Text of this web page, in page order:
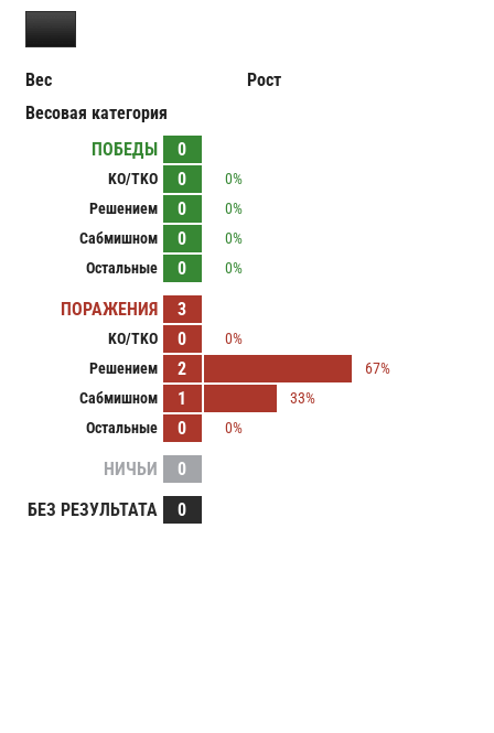
Вес
Рост
Весовая категория
ПОБЕДЫ
0
KO/TKO 0
0%
Решением
0
0%
Сабмишном
0
0%
Остальные
0 0%
ПОРАЖЕНИЯ 3
KO/TKO 0
0%
Решением
2
67%
Сабмишном
1
33%
Остальные
0 0%
НИЧЬИ
0
БЕЗ РЕЗУЛЬТАТА
0